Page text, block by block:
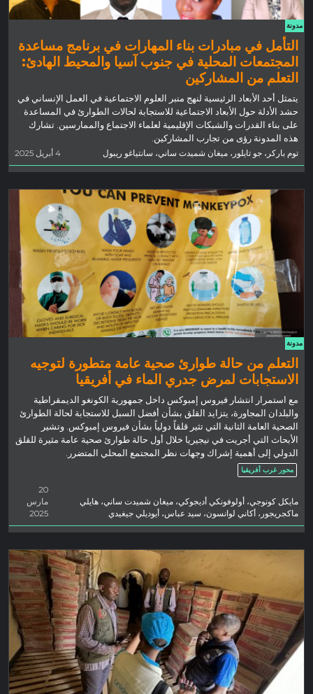
مدونة
التأمل في مبادرات بناء المهارات في برنامج مساعدة
المجتمعات المحلية في جنوب آسيا والمحيط الهادئ:
التعلم من المشاركين
يتمثل أحد الأبعاد الرئيسية لنهج منبر العلوم الاجتماعية في العمل الإنساني في
حشد الأدلة حول الأبعاد الاجتماعية للاستجابة لحالات الطوارئ في المساعدة
على بناء القدرات والشبكات الإقليمية لعلماء الاجتماع والممارسين. تشارك
هذه المدونة رؤى من تجارب المشاركين.
توم باركر، جو تايلور، ميغان شميدت ساني، سانتياغو ريبول 4 أبريل 2025
مدونة
التعلم من حالة طوارئ صحية عامة متطورة لتوجيه
الاستجابات لمرض جدري الماء في أفريقيا
مع استمرار انتشار فيروس إمبوكس داخل جمهورية الكونغو الديمقراطية
والبلدان المجاورة، يتزايد القلق بشأن أفضل السبل للاستجابة لحالة الطوارئ
الصحية العامة الثانية التي تثير قلقاً دولياً بشأن فيروس إمبوكس. وتشير
الأبحاث التي أجريت في نيجيريا خلال أول حالة طوارئ صحية عامة مثيرة للقلق
الدولي إلى أهمية إشراك وجهات نظر المجتمع المحلي المتضرر.
محور غرب أفريقيا
مايكل كونوجي، أولوفونكي أديجوكي، ميغان شميدت ساني، هايلي
ماكجريجور، أكاني لوانسون، سيد عباس، أيوديلي جيغيدي
20
مارس
2025